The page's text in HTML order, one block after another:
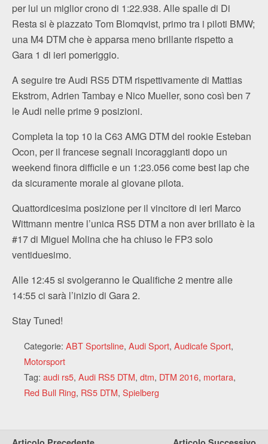
per lui un miglior crono di 1:22.938. Alle spalle di Di
Resta si è piazzato Tom Blomqvist, primo tra i piloti BMW;
una M4 DTM che è apparsa meno brillante rispetto a
Gara 1 di ieri pomeriggio.
A seguire tre Audi RS5 DTM rispettivamente di Mattias
Ekstrom, Adrien Tambay e Nico Mueller, sono così ben 7
le Audi nelle prime 9 posizioni.
Completa la top 10 la C63 AMG DTM del rookie Esteban
Ocon, per il francese segnali incoraggianti dopo un
weekend finora difficile e un 1:23.056 come best lap che
da sicuramente morale al giovane pilota.
Quattordicesima posizione per il vincitore di ieri Marco
Wittmann mentre l’unica RS5 DTM a non aver brillato è la
#17 di Miguel Molina che ha chiuso le FP3 solo
ventiduesimo.
Alle 12:45 si svolgeranno le Qualifiche 2 mentre alle
14:55 ci sarà l’inizio di Gara 2.
Stay Tuned!
Categorie: ABT Sportsline, Audi Sport, Audicafe Sport,
Motorsport
Tag: audi rs5, Audi RS5 DTM, dtm, DTM 2016, mortara,
Red Bull Ring, RS5 DTM, Spielberg